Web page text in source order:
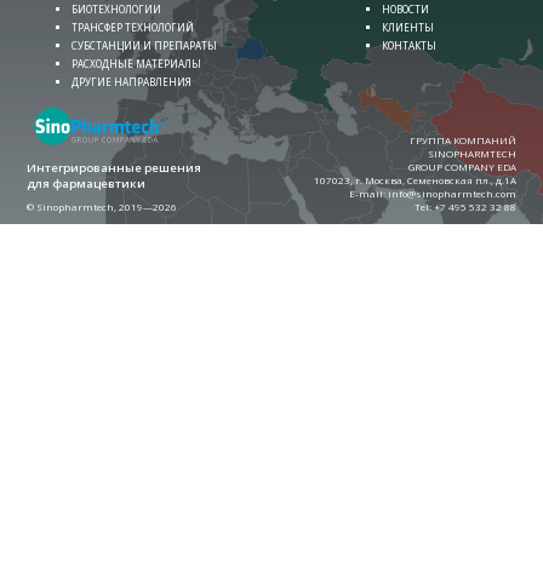
Интегрированные решения
для фармацевтики
© Sinopharmtech, 2019—2026
БИОТЕХНОЛОГИИ
ТРАНСФЕР ТЕХНОЛОГИЙ
СУБСТАНЦИИ И ПРЕПАРАТЫ
РАСХОДНЫЕ МАТЕРИАЛЫ
ДРУГИЕ НАПРАВЛЕНИЯ
НОВОСТИ
КЛИЕНТЫ
КОНТАКТЫ
ГРУППА КОМПАНИЙ
SINOPHARMTECH
GROUP COMPANY EDA
107023, г. Москва, Семеновская пл., д.1А
E-mail:info@sinopharmtech.com
Теl:+7 495 532 32 88